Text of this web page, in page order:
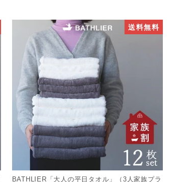
送料無料
BATHLIER「大人の平日タオル」（3人家族プラ